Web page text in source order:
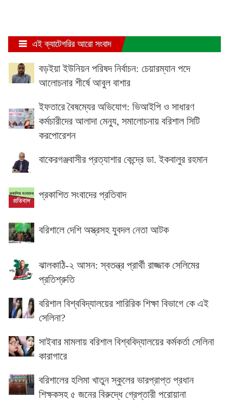
এই ক্যাটেগরির আরো সংবাদ
বড়ইয়া ইউনিয়ন পরিষদ নির্বাচন: চেয়ারম্যান পদে
আলোচনার শীর্ষে আবুল বাশার
ইফতারে বৈষম্যের অভিযোগ: ভিআইপি ও সাধারণ
কর্মচারীদের আলাদা মেন্যু, সমালোচনায় বরিশাল সিটি
করপোরেশন
বাকেরগঞ্জবাসীর প্রত্যাশার কেন্দ্রে ডা. ইকবালুর রহমান
প্রকাশিত সংবাদের প্রতিবাদ
বরিশালে দেশি অস্ত্রসহ যুবদল নেতা আটক
ঝালকাঠি-২ আসন: স্বতন্ত্র প্রার্থী রাজ্জাক সেলিমের
প্রতিশ্রুতি
বরিশাল বিশ্ববিদ্যালয়ের শারিরিক শিক্ষা বিভাগে কে এই
সেলিনা?
সাইবার মামলায় বরিশাল বিশ্ববিদ্যালয়ের কর্মকর্তা সেলিনা
কারাগারে
বরিশালের হলিমা খাতুন স্কুলের ভারপ্রাপ্ত প্রধান
শিক্ষকসহ ৫ জনের বিরুদ্ধে গ্রেপ্তারী পরোয়ানা